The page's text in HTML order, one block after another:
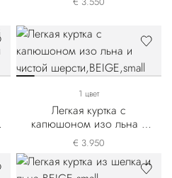
1 цвет
Легкая куртка с
капюшоном изо льна и
чистой шерсти
€ 3.950